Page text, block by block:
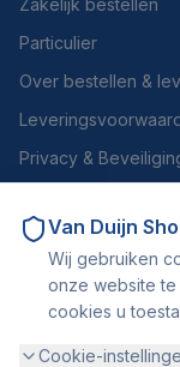
Zakelijk bestellen
Particulier
Over bestellen &
Privacy &
Over ons
Contact
Van Duijn
Wij gebruiken
onze website
cookies u
Cookie-